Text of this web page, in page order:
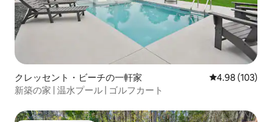
クレッセント・ビーチの一軒家 レビュー103
4.98 (103)
新築の家 | 温水プール | ゴルフカート